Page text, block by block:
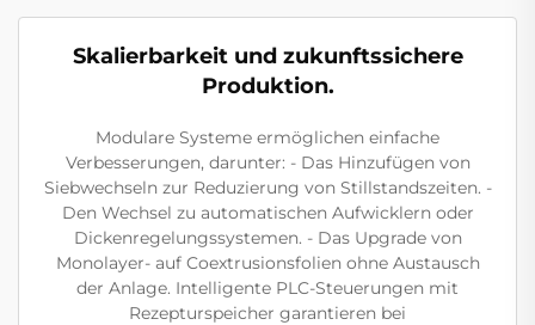
Skalierbarkeit und zukunftssichere
Produktion.
Modulare Systeme ermöglichen einfache
Verbesserungen, darunter: - Das Hinzufügen von
Siebwechseln zur Reduzierung von Stillstandszeiten. -
Den Wechsel zu automatischen Aufwicklern oder
Dickenregelungssystemen. - Das Upgrade von
Monolayer- auf Coextrusionsfolien ohne Austausch
der Anlage. Intelligente PLC-Steuerungen mit
Rezepturspeicher garantieren bei